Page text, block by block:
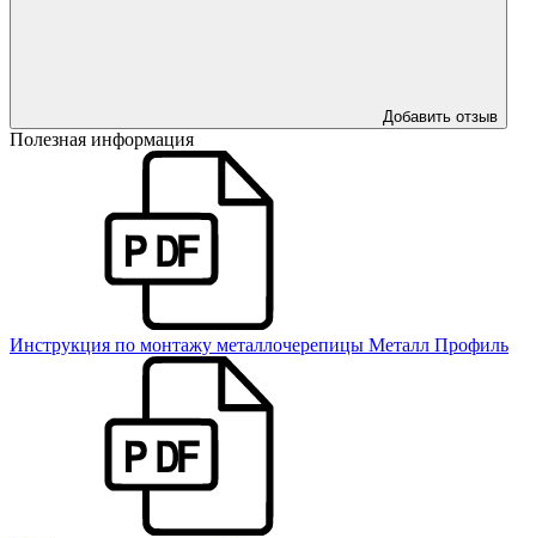
Добавить отзыв
Полезная информация
Инструкция по монтажу металлочерепицы Металл Профиль